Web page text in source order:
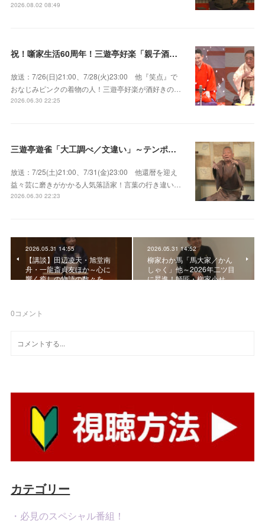
2026.08.02 08:49
祝！噺家生活60周年！三遊亭好楽「親子酒」錦笑亭満堂「桜ん坊」～満堂フェス2026
放送：7/26(日)21:00、7/28(火)23:00 他『笑点』で
おなじみピンクの着物の人！三遊亭好楽が酒好きの…
2026.06.30 22:25
三遊亭遊雀「大工調べ／文違い」～テンポよくたたみかける語り口で人気・実力とも屈指！
放送：7/25(土)21:00、7/31(金)23:00 他還暦を迎え
益々芸に磨きがかかる人気落語家！言葉の行き違い…
2026.06.30 22:23
2026.05.31 14:55
【講談】田辺凌天・旭堂南
舟・一龍斎貞友ほか～心に
響く癒しの物語の数々を…
2026.05.31 14:52
柳家わか馬「馬大家／かん
しゃく」他～2026年二ツ目
に昇進！師匠・柳家小せ…
0コメント
カテゴリー
・必見のスペシャル番組！